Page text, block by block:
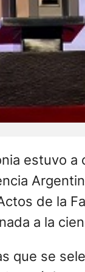
estuvo
de la
a la
que se